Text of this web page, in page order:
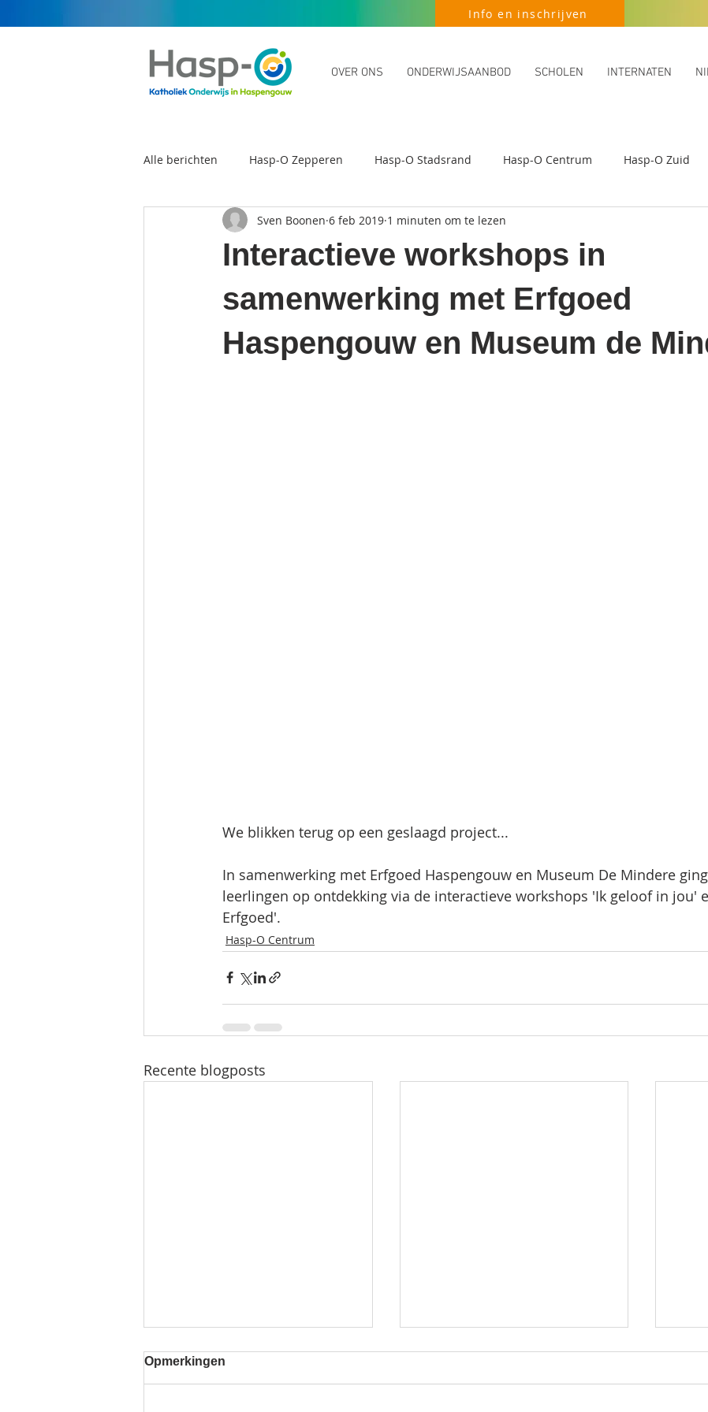
Info en inschrijven
OVER ONS ONDERWIJSAANBOD SCHOLEN INTERNATEN
Alle berichten Hasp-O Zepperen Hasp-O Stadsrand Hasp-O Centrum Hasp-O Zuid
Scholengemeenschap Hasp-O
Interactieve workshops in
samenwerking met Erfgoed
Haspengouw en Museum de
Sven Boonen 6 feb 2019 1 minuten om te lezen
We blikken terug op een geslaagd project...
In samenwerking met Erfgoed Haspengouw en Museum De Mindere
leerlingen op ontdekking via de interactieve workshops 'Ik geloof in jou'
Erfgoed'.
Hasp-O Centrum
Recente blogposts
Opmerkingen